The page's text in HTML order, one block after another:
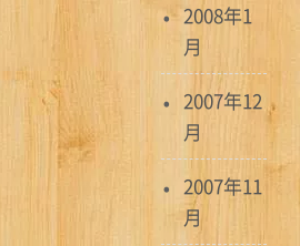
2008年1
月
2007年12
月
2007年11
月